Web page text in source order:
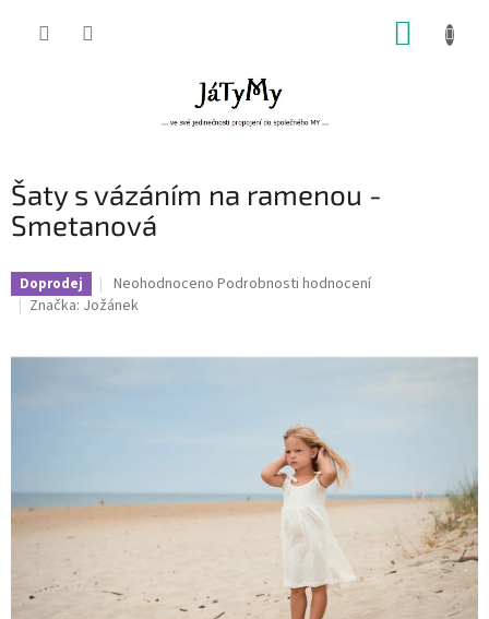
Šaty s vázáním na ramenou -
Smetanová
Doprodej
Průměrné
hodnocení
Neohodnoceno Podrobnosti hodnocení
Značka: Jožánek